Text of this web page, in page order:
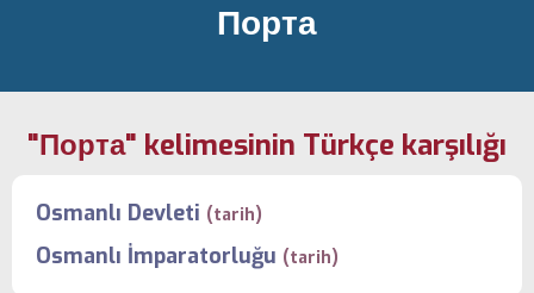
Порта
"Порта" kelimesinin Türkçe karşılığı
Osmanlı Devleti (tarih)
Osmanlı İmparatorluğu (tarih)